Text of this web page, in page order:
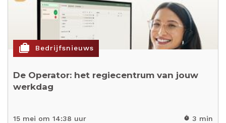
cases Bedrijfsnieuws
De Operator: het regiecentrum van jouw
werkdag
15 mei om 14:38 uur timer 3 min